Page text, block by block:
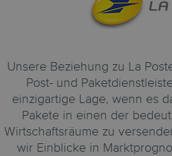
Unsere Beziehung zu La
Post- und
einzigartige Lage, wenn es
Pakete in einen der
Wirtschaftsräume zu
wir Einblicke in